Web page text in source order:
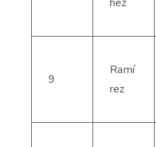
9
Ramí
rez